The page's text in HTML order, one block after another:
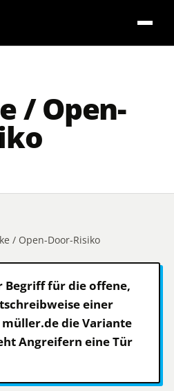
/ Open-
/ Open-Door-Risiko
Begriff für die offene,
einer
die Variante
Angreifern eine Tür